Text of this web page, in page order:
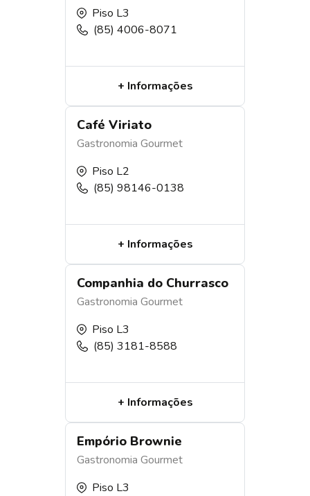
Piso L3
(85) 4006-8071
+ Informações
Café Viriato
Gastronomia Gourmet
Piso L2
(85) 98146-0138
+ Informações
Companhia do Churrasco
Gastronomia Gourmet
Piso L3
(85) 3181-8588
+ Informações
Empório Brownie
Gastronomia Gourmet
Piso L3